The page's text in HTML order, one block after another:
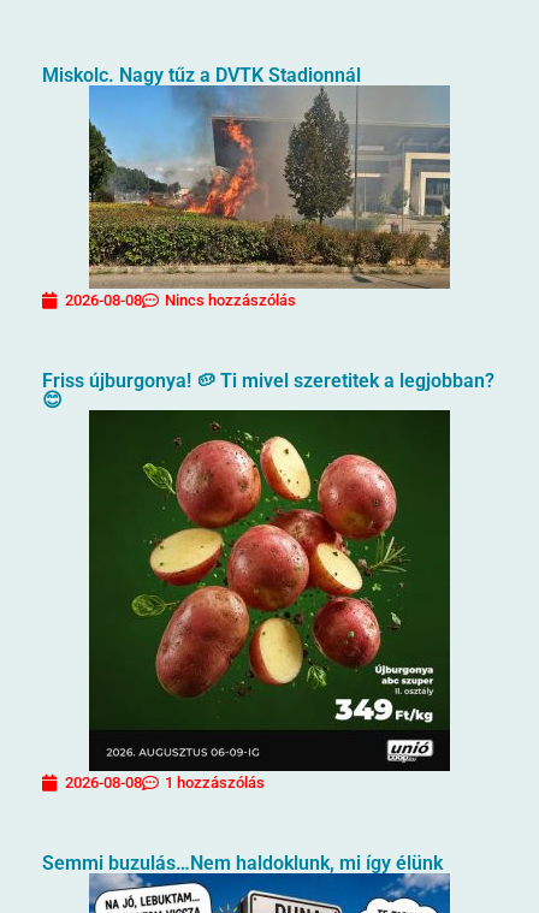
Miskolc. Nagy tűz a DVTK Stadionnál
2026-08-08 Nincs hozzászólás
Friss újburgonya! 🥔 Ti mivel szeretitek a legjobban?
😊
2026-08-08 1 hozzászólás
Semmi buzulás…Nem haldoklunk, mi így élünk